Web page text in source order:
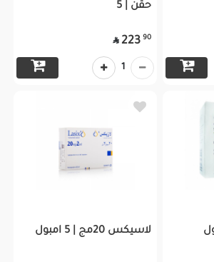
حقن | 5
90
223

1
لاسيكس 20مج | 5 امبول